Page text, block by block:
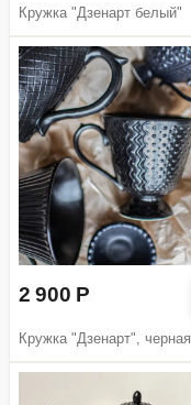
Кружка "Дзенарт белый"
2 900 Р
Кружка "Дзенарт", черная